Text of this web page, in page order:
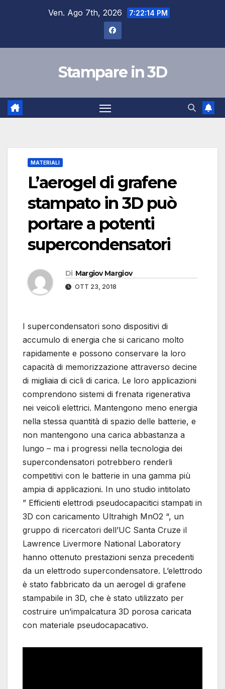
Ven. Ago 7th, 2026 7:22:15 PM
Stampare in 3D
MATERIALI
L’aerogel di grafene
stampato in 3D può
portare a potenti
supercondensatori
Di Margiov Margiov
OTT 23, 2018
I supercondensatori sono dispositivi di
accumulo di energia che si caricano molto
rapidamente e possono conservare la loro
capacità di memorizzazione attraverso decine
di migliaia di cicli di carica. Le loro applicazioni
comprendono sistemi di frenata rigenerativa
nei veicoli elettrici. Mantengono meno energia
nella stessa quantità di spazio delle batterie, e
non mantengono una carica abbastanza a
lungo – ma i progressi nella tecnologia dei
supercondensatori potrebbero renderli
competitivi con le batterie in una gamma più
ampia di applicazioni. In uno studio intitolato
” Efficienti elettrodi pseudocapacitici stampati in
3D con caricamento Ultrahigh MnO2 “, un
gruppo di ricercatori dell’UC Santa Cruze il
Lawrence Livermore National Laboratory
hanno ottenuto prestazioni senza precedenti
da un elettrodo supercondensatore. L’elettrodo
è stato fabbricato da un aerogel di grafene
stampabile in 3D, che è stato utilizzato per
costruire un’impalcatura 3D porosa caricata
con materiale pseudocapacativo.